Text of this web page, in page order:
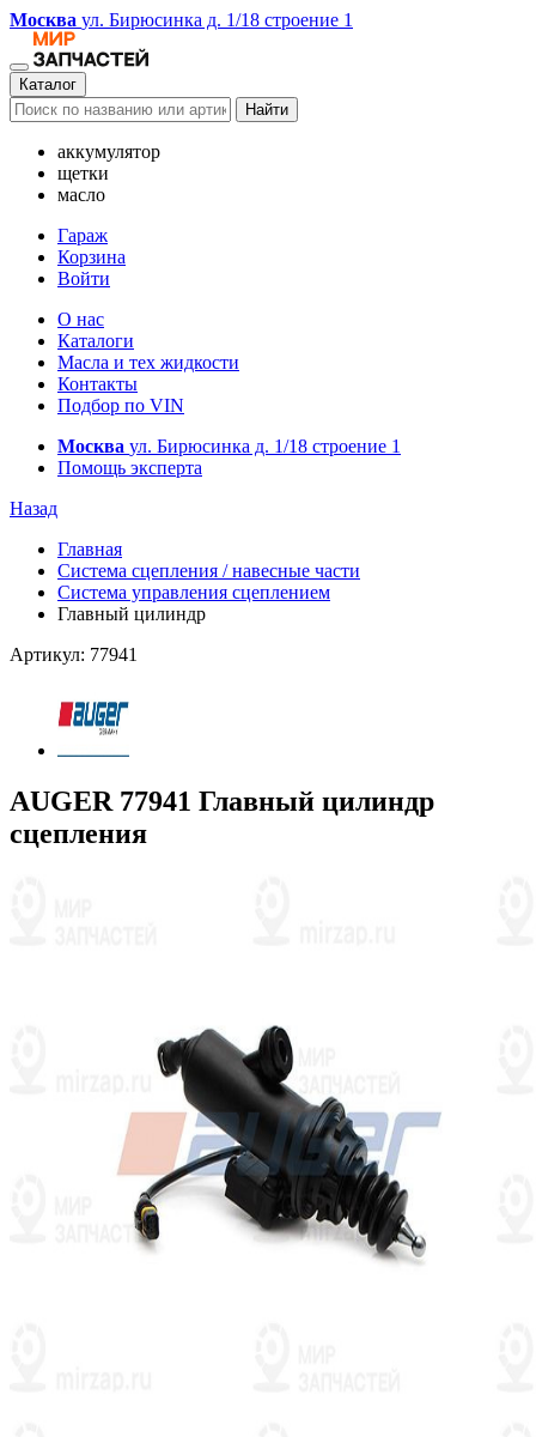
Москва ул. Бирюсинка д. 1/18 строение 1
Каталог
Найти
аккумулятор
щетки
масло
Гараж
Корзина
Войти
О нас
Каталоги
Масла и тех жидкости
Контакты
Подбор по VIN
Москва ул. Бирюсинка д. 1/18 строение 1
Помощь эксперта
Назад
Главная
Система сцепления / навесные части
Система управления сцеплением
Главный цилиндр
Артикул: 77941
AUGER 77941 Главный цилиндр
сцепления